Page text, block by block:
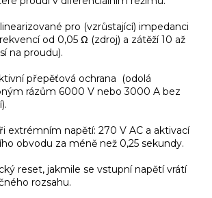
pro (vzrůstající) impedanci
od 0,05 Ω (zdroj) a zátěží 10 až
na proudu).
přepěťová ochrana (odolá
rázům 6000 V nebo 3000 A bez
extrémním napětí: 270 V AC a aktivací
obvodu za méně než 0,25 sekundy.
reset, jakmile se vstupní napětí vrátí
rozsahu.